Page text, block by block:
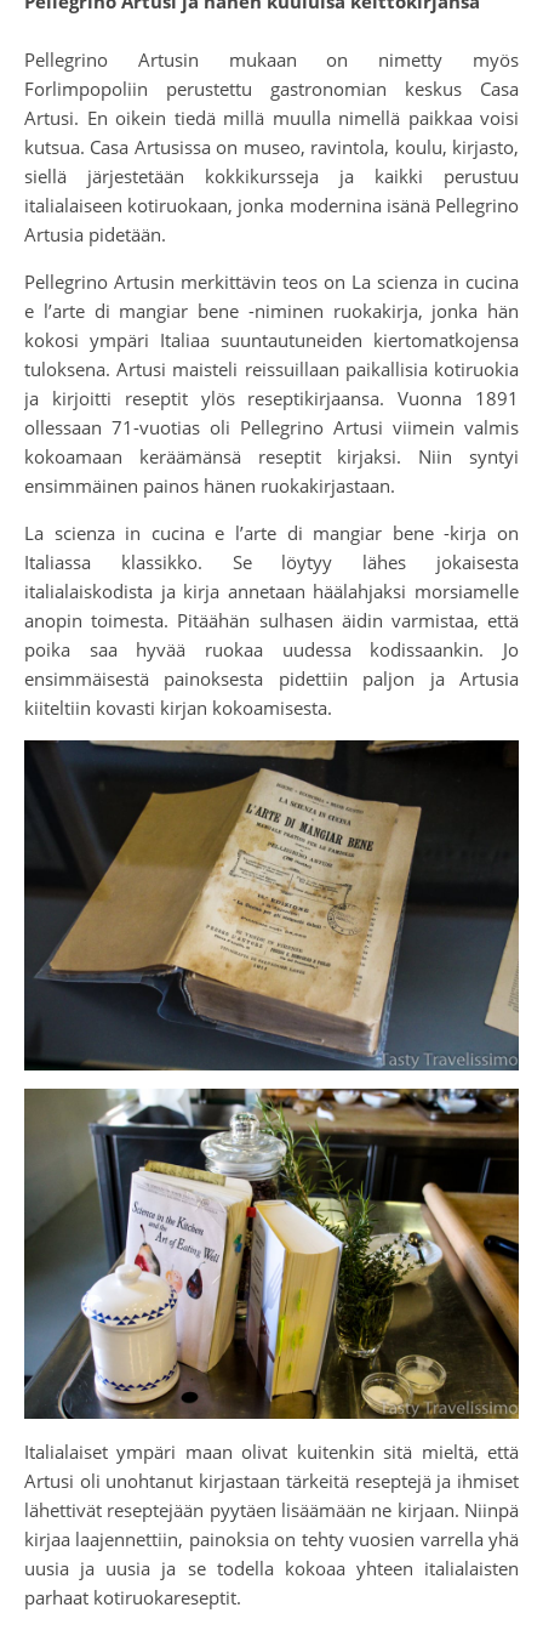
Pellegrino Artusin mukaan on nimetty myös
Forlimpopoliin perustettu gastronomian keskus Casa
Artusi. En oikein tiedä millä muulla nimellä paikkaa voisi
kutsua. Casa Artusissa on museo, ravintola, koulu, kirjasto,
siellä järjestetään kokkikursseja ja kaikki perustuu
italialaiseen kotiruokaan, jonka modernina isänä Pellegrino
Artusia pidetään.
Pellegrino Artusin merkittävin teos on La scienza in cucina
e l’arte di mangiar bene -niminen ruokakirja, jonka hän
kokosi ympäri Italiaa suuntautuneiden kiertomatkojensa
tuloksena. Artusi maisteli reissuillaan paikallisia kotiruokia
ja kirjoitti reseptit ylös reseptikirjaansa. Vuonna 1891
ollessaan 71-vuotias oli Pellegrino Artusi viimein valmis
kokoamaan keräämänsä reseptit kirjaksi. Niin syntyi
ensimmäinen painos hänen ruokakirjastaan.
La scienza in cucina e l’arte di mangiar bene -kirja on
Italiassa klassikko. Se löytyy lähes jokaisesta
italialaiskodista ja kirja annetaan häälahjaksi morsiamelle
anopin toimesta. Pitäähän sulhasen äidin varmistaa, että
poika saa hyvää ruokaa uudessa kodissaankin. Jo
ensimmäisestä painoksesta pidettiin paljon ja Artusia
kiiteltiin kovasti kirjan kokoamisesta.
Italialaiset ympäri maan olivat kuitenkin sitä mieltä, että
Artusi oli unohtanut kirjastaan tärkeitä reseptejä ja ihmiset
lähettivät reseptejään pyytäen lisäämään ne kirjaan. Niinpä
kirjaa laajennettiin, painoksia on tehty vuosien varrella yhä
uusia ja uusia ja se todella kokoaa yhteen italialaisten
parhaat kotiruokareseptit.